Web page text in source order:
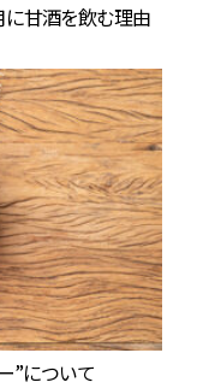
甘酒を飲む理由
”について